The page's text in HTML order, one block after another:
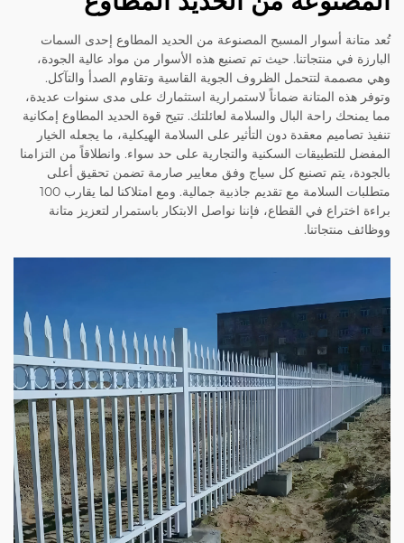
تُعد متانة أسوار المسبح المصنوعة من الحديد المطاوع إحدى السمات
البارزة في منتجاتنا. حيث تم تصنيع هذه الأسوار من مواد عالية الجودة،
وهي مصممة لتتحمل الظروف الجوية القاسية وتقاوم الصدأ والتآكل.
وتوفر هذه المتانة ضماناً لاستمرارية استثمارك على مدى سنوات عديدة،
مما يمنحك راحة البال والسلامة لعائلتك. تتيح قوة الحديد المطاوع إمكانية
تنفيذ تصاميم معقدة دون التأثير على السلامة الهيكلية، ما يجعله الخيار
المفضل للتطبيقات السكنية والتجارية على حد سواء. وانطلاقاً من التزامنا
بالجودة، يتم تصنيع كل سياج وفق معايير صارمة تضمن تحقيق أعلى
متطلبات السلامة مع تقديم جاذبية جمالية. ومع امتلاكنا لما يقارب 100
براءة اختراع في القطاع، فإننا نواصل الابتكار باستمرار لتعزيز متانة
ووظائف منتجاتنا.